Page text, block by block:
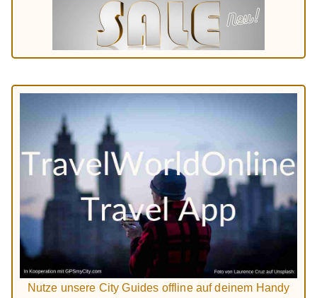
Nutze unsere City Guides offline auf deinem Handy